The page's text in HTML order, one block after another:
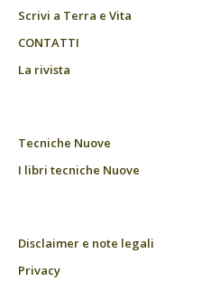
Scrivi a Terra e Vita
CONTATTI
La rivista
Tecniche Nuove
I libri tecniche Nuove
Disclaimer e note legali
Privacy